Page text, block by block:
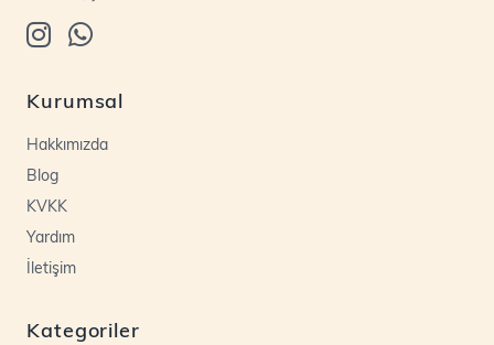
Kurumsal
Hakkımızda
Blog
KVKK
Yardım
İletişim
Kategoriler